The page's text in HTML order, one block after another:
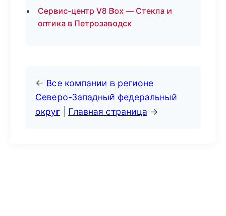
Сервис-центр V8 Box — Стекла и
оптика в Петрозаводск
← Все компании в регионе
Северо-Западный федеральный
округ
Главная страница →